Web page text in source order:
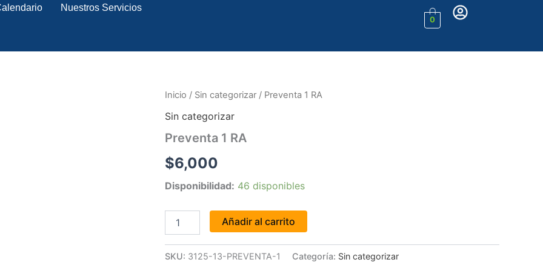
Nuestros Servicios
0
Inicio / Sin categorizar / Preventa 1 RA
Sin categorizar
Preventa 1 RA
$6,000
Disponibilidad: 46 disponibles
Preventa
RA
Añadir al carrito
SKU: 3125-13-PREVENTA-1 Categoría: Sin categorizar